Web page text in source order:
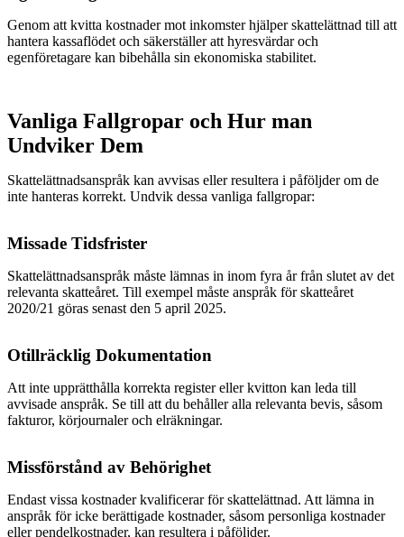
Genom att kvitta kostnader mot inkomster hjälper skattelättnad till att
hantera kassaflödet och säkerställer att hyresvärdar och
egenföretagare kan bibehålla sin ekonomiska stabilitet.
Vanliga Fallgropar och Hur man
Undviker Dem
Skattelättnadsanspråk kan avvisas eller resultera i påföljder om de
inte hanteras korrekt. Undvik dessa vanliga fallgropar:
Missade Tidsfrister
Skattelättnadsanspråk måste lämnas in inom fyra år från slutet av det
relevanta skatteåret. Till exempel måste anspråk för skatteåret
2020/21 göras senast den 5 april 2025.
Otillräcklig Dokumentation
Att inte upprätthålla korrekta register eller kvitton kan leda till
avvisade anspråk. Se till att du behåller alla relevanta bevis, såsom
fakturor, körjournaler och elräkningar.
Missförstånd av Behörighet
Endast vissa kostnader kvalificerar för skattelättnad. Att lämna in
anspråk för icke berättigade kostnader, såsom personliga kostnader
eller pendelkostnader, kan resultera i påföljder.